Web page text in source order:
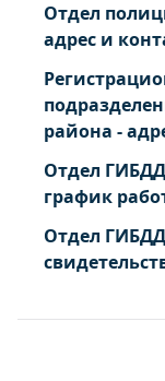
Отдел
адрес и
района -
Отдел
график
Отдел